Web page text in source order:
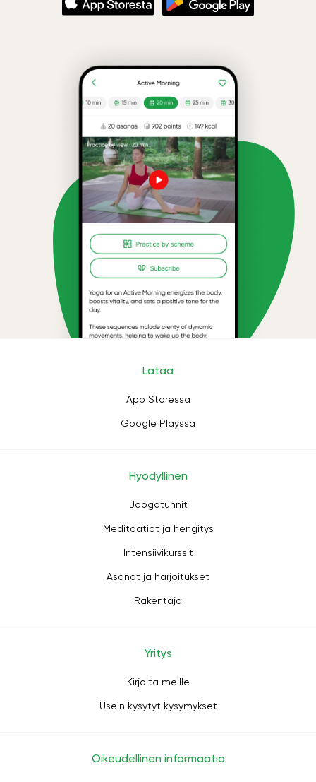
Lataa
App Storessa
Google Playssa
Hyödyllinen
Joogatunnit
Meditaatiot ja hengitys
Intensiivikurssit
Asanat ja harjoitukset
Rakentaja
Yritys
Kirjoita meille
Usein kysytyt kysymykset
Oikeudellinen informaatio